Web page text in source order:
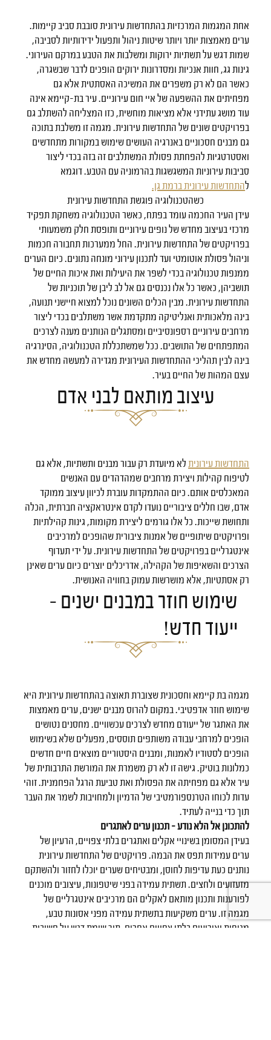
אחת המגמות המרכזיות בהתחדשות עירונית סובבת סביב קיימות.
ערים מאמצות יותר ויותר שיטות ניהול ותפעול ידידותיות לסביבה,
שמות דגש על תשתיות ירוקות ומשלבות את הטבע במרקם העירוני.
גינות גג, חוות אנכיות ומסדרונות ירוקים הופכים לדבר שבשגרה,
כאשר הם לא רק משפרים את המשיכה האסתטית אלא גם
מפחיתים את ההשפעה של איי חום עירוניים. עיר בת-קיימא אינה
עוד מושג עתידני אלא מציאות מוחשית, כזו המצליחה להשתלב גם
בפרויקטים שונים של התחדשות עירונית. מגמה זו משלבת בתוכה
גם מבנים חסכוניים באנרגיה העושים שימוש במקורות מתחדשים
ואסטרטגיות להפחתת פסולת המשתלבים זה בזה בכדי ליצור
סביבות עירוניות המשגשגות בהרמוניה עם הטבע. דוגמא
להתחדשות עירונית ברמת גן.
כשהטכנולוגיה פוגשת התחדשות עירונית
עידן העיר החכמה עומד בפתח, כאשר הטכנולוגיה משחקת תפקיד
מרכזי בעיצוב מחדש של נופים עירוניים ותופסת חלק משמעותי
בפרויקטים של התחדשות עירונית. החל ממערכות תחבורה חכמות
וניהול פסולת אוטומטי ועד לתכנון עירוני מונחה נתונים. כיום הערים
ממנפות טכנולוגיה בכדי לשפר את היעילות ואת איכות החיים של
תושביהן, כאשר כל אלו נכנסים גם אל לב ליבן של תוכניות של
התחדשות עירונית. מבין הכלים השונים נוכל למצוא חיישני תנועה,
בינה מלאכותית ואנליטיקה מתקדמת אשר משתלבים בכדי ליצור
מרחבים עירוניים רספונסיביים ומסתגלים הנותנים מענה לצרכים
המתפתחים של התושבים. ככל שמשתכללת הטכנולוגיה, הסינרגיה
בינה לבין תהליכי ההתחדשות העירונית מגדירה למעשה מחדש את
עצם המהות של החיים בעיר.
עיצוב מותאם לבני אדם
התחדשות עירוניתלא מיועדת רק עבור מבנים ותשתיות, אלא גם
לטיפוח קהילות ויצירת מרחבים שמהדהדים עם האנשים
המאכלסים אותם. כיום ההתמקדות עוברת לכיוון עיצוב ממוקד
אדם, שבו חללים ציבוריים נועדו לקדם אינטראקציה חברתית, הכלה
ותחושת שייכות. כל אלו גורמים ליצירת מקומות, גינות קהילתיות
ופרויקטים שיתופיים של אמנות ציבורית שהופכים למרכיבים
אינטגרליים בפרויקטים של התחדשות עירונית. על ידי תעדוף
הצרכים והשאיפות של הקהילה, אדריכלים יוצרים כיום ערים שאינן
רק אסתטיות, אלא מושרשות עמוק בחוויה האנושית.
שימוש חוזר במבנים ישנים –
ייעוד חדש!
מגמה בת קיימא וחסכונית שצוברת תאוצה בהתחדשות עירונית היא
שימוש חוזר אדפטיבי. במקום להרוס מבנים ישנים, ערים מאמצות
את האתגר של ייעודם מחדש לצרכים עכשוויים. מחסנים נטושים
הופכים למרחבי עבודה משותפים תוססים, מפעלים שלא בשימוש
הופכים לסטודיו לאמנות, ומבנים היסטוריים מוצאים חיים חדשים
כמלונות בוטיק. גישה זו לא רק משמרת את המורשת התרבותית של
עיר אלא גם מפחיתה את הפסולת ואת טביעת הרגל הפחמנית. זוהי
עדות לכוחו הטרנספורמטיבי של הדמיון ולמחויבות לשמר את העבר
תוך כדי בנייה לעתיד.
להתכונן אל הלא נודע – תכנון ערים לאתגרים
בעידן המסומן בשינויי אקלים ואתגרים בלתי צפויים, הרעיון של
ערים עמידות תפס את הבמה. פרויקטים של התחדשות עירונית
נותנים כעת עדיפות לחוסן, ומבטיחים שערים יוכלו לחזור ולהשתקם
מזעזועים ולחצים. תשתית עמידה בפני שיטפונות, עיצובים מוכנים
לפורענות ותכנון מותאם לאקלים הם מרכיבים אינטגרליים של
מגמה זו. ערים משקיעות בתשתית עמידה מפני אסונות טבע,
מגיפות ואירועים בלתי צפויים אחרים, תוך שימת דגש על חשיבות